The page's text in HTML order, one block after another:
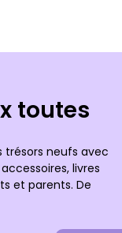
toutes
trésors neufs avec
livres
et parents. De